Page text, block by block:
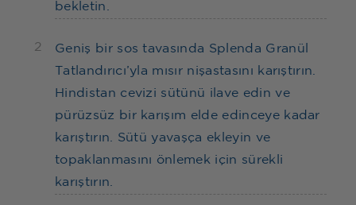
bekletin.
2
Geniş bir sos tavasında Splenda Granül
Tatlandırıcı’yla mısır nişastasını karıştırın.
Hindistan cevizi sütünü ilave edin ve
pürüzsüz bir karışım elde edinceye kadar
karıştırın. Sütü yavaşça ekleyin ve
topaklanmasını önlemek için sürekli
karıştırın.